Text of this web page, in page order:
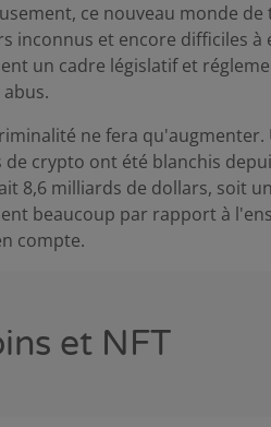
ce nouveau monde
inconnus et encore difficiles
un cadre législatif et
ne fera
de crypto ont été blanchis
8,6 milliards de dollars, soit
beaucoup par rapport à
compte.
et NFT